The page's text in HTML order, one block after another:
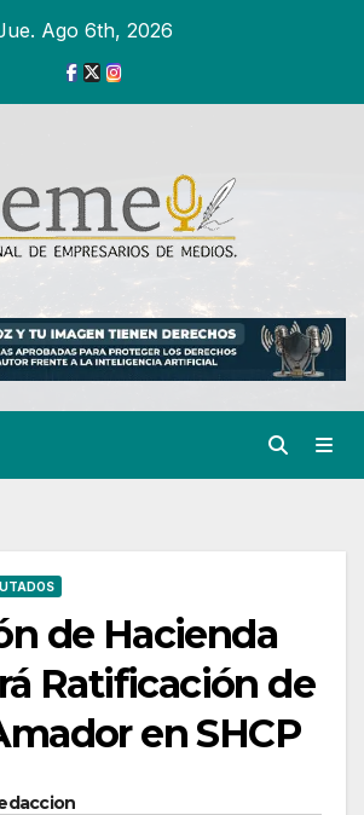
Ago 6th, 2026
de Hacienda
Ratificación de
en SHCP